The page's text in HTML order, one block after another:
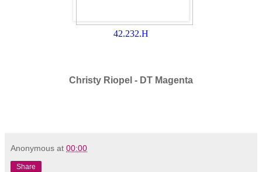
42.232.H
Christy Riopel - DT Magenta
Anonymous at 00:00
Share